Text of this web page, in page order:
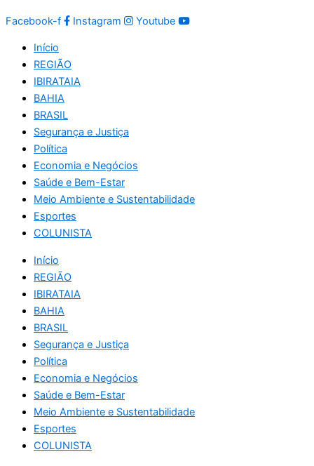
Facebook-f Instagram Youtube
Início
REGIÃO
IBIRATAIA
BAHIA
BRASIL
Segurança e Justiça
Política
Economia e Negócios
Saúde e Bem-Estar
Meio Ambiente e Sustentabilidade
Esportes
COLUNISTA
Início
REGIÃO
IBIRATAIA
BAHIA
BRASIL
Segurança e Justiça
Política
Economia e Negócios
Saúde e Bem-Estar
Meio Ambiente e Sustentabilidade
Esportes
COLUNISTA